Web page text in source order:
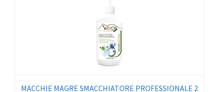
MACCHIE MAGRE SMACCHIATORE PROFESSIONALE 2